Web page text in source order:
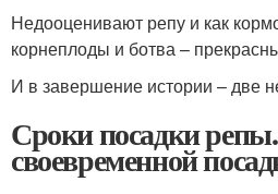
Недооценивают репу и как
корнеплоды и ботва –
И в завершение истории – две
Сроки посадки
своевременной